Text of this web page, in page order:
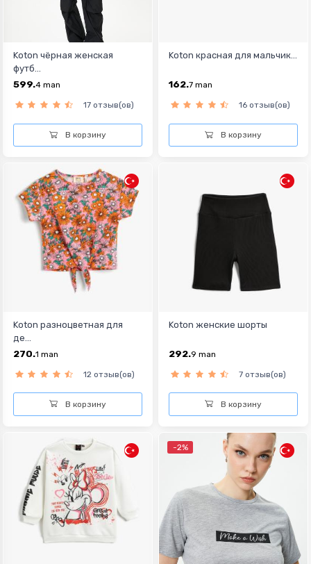
Koton чёрная женская
футб...
599.4 man
17 отзыв(ов)
В корзину
Koton красная для мальчик...
162.7 man
16 отзыв(ов)
В корзину
Koton разноцветная для
де...
270.1 man
12 отзыв(ов)
В корзину
Koton женские шорты
292.9 man
7 отзыв(ов)
В корзину
-2%